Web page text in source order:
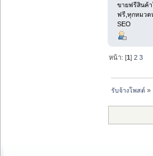
ขายฟรีสินค้า
ฟรี,ทุกหมวด
SEO
หน้า: [1]2 3
รับจ้างโพสต์ »